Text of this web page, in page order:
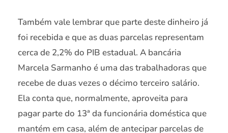
Também vale lembrar que parte deste dinheiro já
foi recebida e que as duas parcelas representam
cerca de 2,2% do PIB estadual. A bancária
Marcela Sarmanho é uma das trabalhadoras que
recebe de duas vezes o décimo terceiro salário.
Ela conta que, normalmente, aproveita para
pagar parte do 13ª da funcionária doméstica que
mantém em casa, além de antecipar parcelas de